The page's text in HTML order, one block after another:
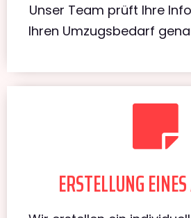
Unser Team prüft Ihre
Ihren Umzugsbedarf
ERSTELLUNG